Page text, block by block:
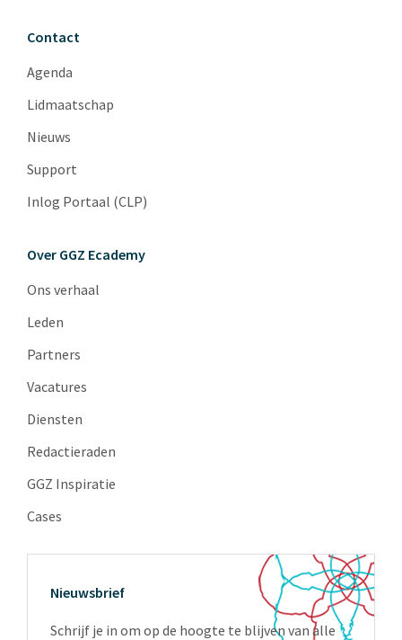
Contact
Agenda
Lidmaatschap
Nieuws
Support
Inlog Portaal (CLP)
Over GGZ Ecademy
Ons verhaal
Leden
Partners
Vacatures
Diensten
Redactieraden
GGZ Inspiratie
Cases
Nieuwsbrief
Schrijf je in om op de hoogte te blijven van alle